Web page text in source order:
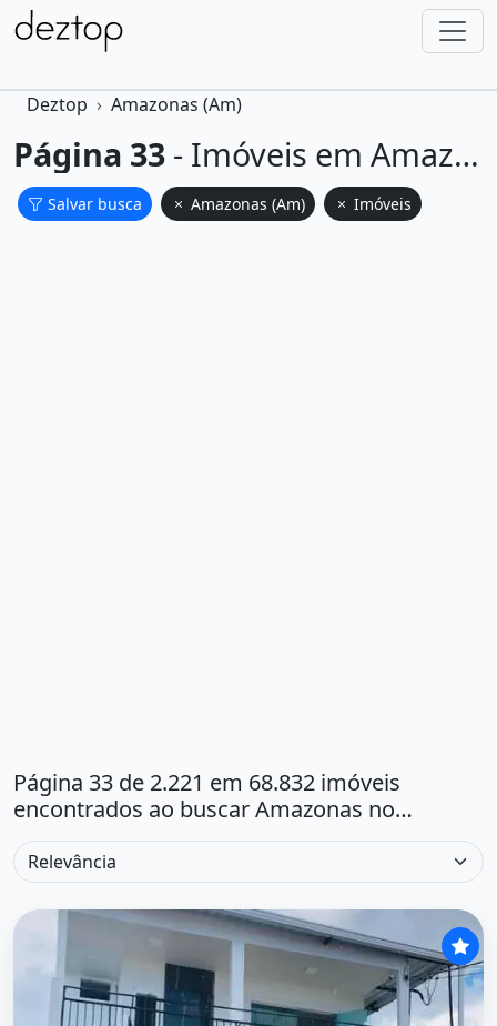
Deztop Amazonas (Am)
Página 33 - Imóveis em Amazonas no Amazonas.
Salvar busca Amazonas (Am) Imóveis
Página 33 de 2.221 em 68.832 imóveis
encontrados ao buscar Amazonas no
Amazonas.